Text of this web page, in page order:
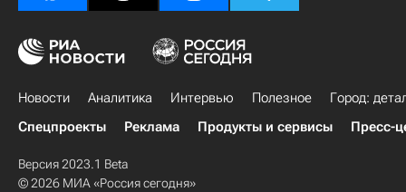
Новости Аналитика Интервью Полезное
Город:
Спецпроекты
Реклама Продукты и сервисы Пресс-
Версия 2023.1 Beta
© 2026 МИА «Россия сегодня»